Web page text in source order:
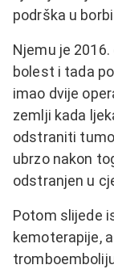
podrška u
Njemu je
bolest i tada
imao dvije
zemlji kada
odstraniti
ubrzo nakon
odstranjen u
Potom slijede
kemoterapije,